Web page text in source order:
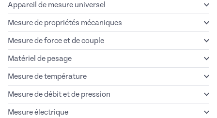
Appareil de mesure universel
Mesure de propriétés mécaniques
Mesure de force et de couple
Matériel de pesage
Mesure de température
Mesure de débit et de pression
Mesure électrique